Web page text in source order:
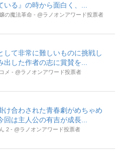
いる』の時から面白く、...
の魔法革命 - @ラノオンアワード投票者
して非常に難しいものに挑戦し
出した作者の志に賞賛を...
メ - @ラノオンアワード投票者
け合わされた青春劇がめちゃめ
回は主人公の有吉が成長...
2 - @ラノオンアワード投票者